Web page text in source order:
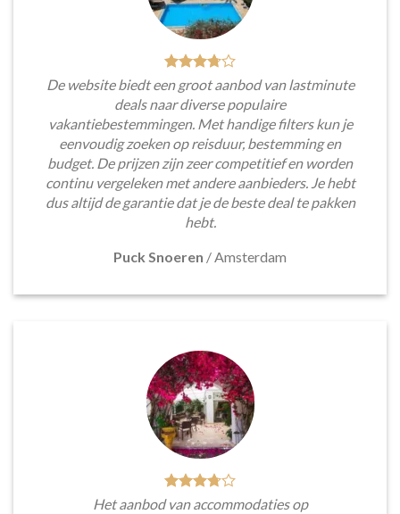
De website biedt een groot aanbod van lastminute
deals naar diverse populaire
vakantiebestemmingen. Met handige filters kun je
eenvoudig zoeken op reisduur, bestemming en
budget. De prijzen zijn zeer competitief en worden
continu vergeleken met andere aanbieders. Je hebt
dus altijd de garantie dat je de beste deal te pakken
hebt.
Puck Snoeren /Amsterdam
Het aanbod van accommodaties op